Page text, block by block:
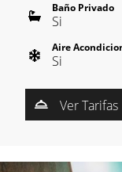
Baño Privado
Si
Aire
Si
Ver Tarifas